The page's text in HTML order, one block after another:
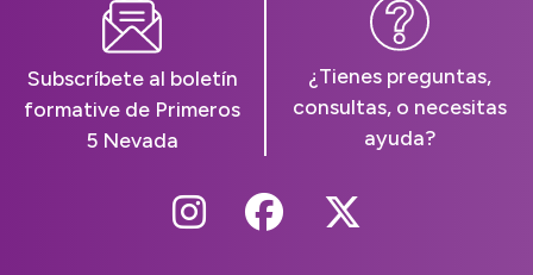
Subscríbete al boletín
formative de Primeros
5 Nevada
¿Tienes preguntas,
consultas, o necesitas
ayuda?
Follow Us On
Follow Us On
Follow Us